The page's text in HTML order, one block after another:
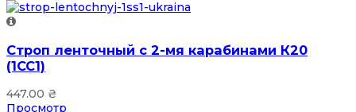
Строп ленточный с 2-мя карабинами К20
(1СС1)
447.00 ₴
Просмотр